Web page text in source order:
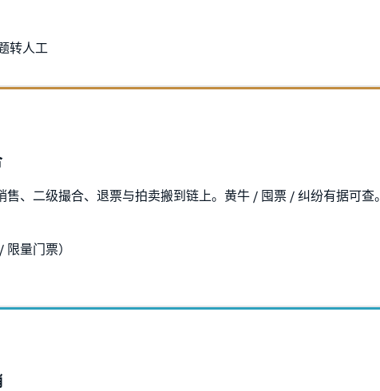
转人工
、二级撮合、退票与拍卖搬到链上。黄牛 / 囤票 / 纠纷有据可查。
量门票）